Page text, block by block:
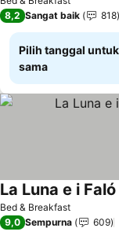
8,2 Sangat baik 818
Pilih tanggal
sama
Bed & Breakfast
La Luna e i
9,0 Sempurna 609